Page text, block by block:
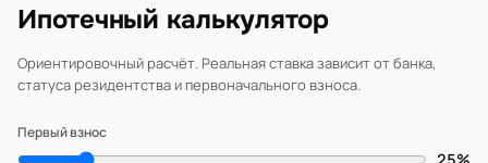
Ипотечный калькулятор
Ориентировочный расчёт. Реальная ставка зависит от банка,
статуса резидентства и первоначального взноса.
Первый взнос